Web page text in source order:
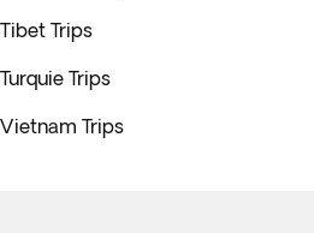
Tibet Trips
Turquie Trips
Vietnam Trips